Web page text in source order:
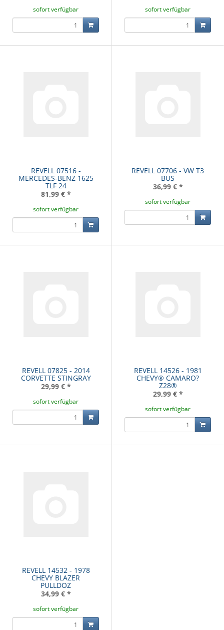
sofort verfügbar sofort verfügbar
REVELL 07516 -
MERCEDES-BENZ 1625
TLF 24
81,99 € *
sofort verfügbar
REVELL 07706 - VW T3
BUS
36,99 € *
sofort verfügbar
REVELL 07825 - 2014
CORVETTE STINGRAY
29,99 € *
sofort verfügbar
REVELL 14526 - 1981
CHEVY® CAMARO?
Z28®
29,99 € *
sofort verfügbar
REVELL 14532 - 1978
CHEVY BLAZER
PULLDOZ
34,99 € *
sofort verfügbar